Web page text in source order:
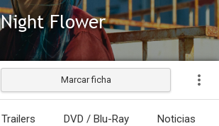
Night Flower
Estrenada
Marcar ficha
Trailers DVD / Blu-Ray Noticias